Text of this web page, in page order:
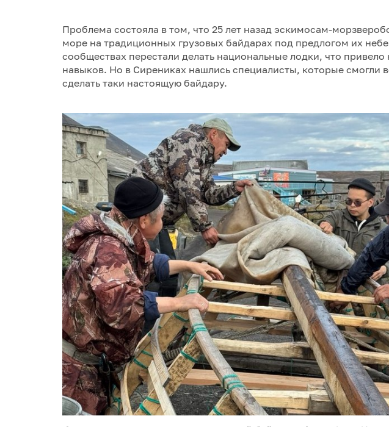
Проблема состояла в том, что 25 лет назад эскимосам-
море на традиционных грузовых байдарах под предлогом их
сообществах перестали делать национальные лодки, что
навыков. Но в Сирениках нашлись специалисты, которые смогли
сделать таки настоящую байдару.